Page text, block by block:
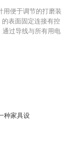
种家具设
用便于调节的打磨装
表面固定连接有控
通过导线与所有用电